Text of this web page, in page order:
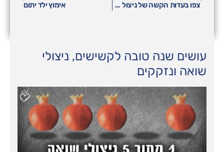
צפו בעדות הקשה של ניצול השואה דר' אורי אדלמן אימוץ ילד יתום
עושים שנה טובה לקשישים, ניצולי
שואה ונזקקים